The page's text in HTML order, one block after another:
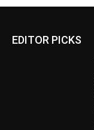
EDITOR PICKS